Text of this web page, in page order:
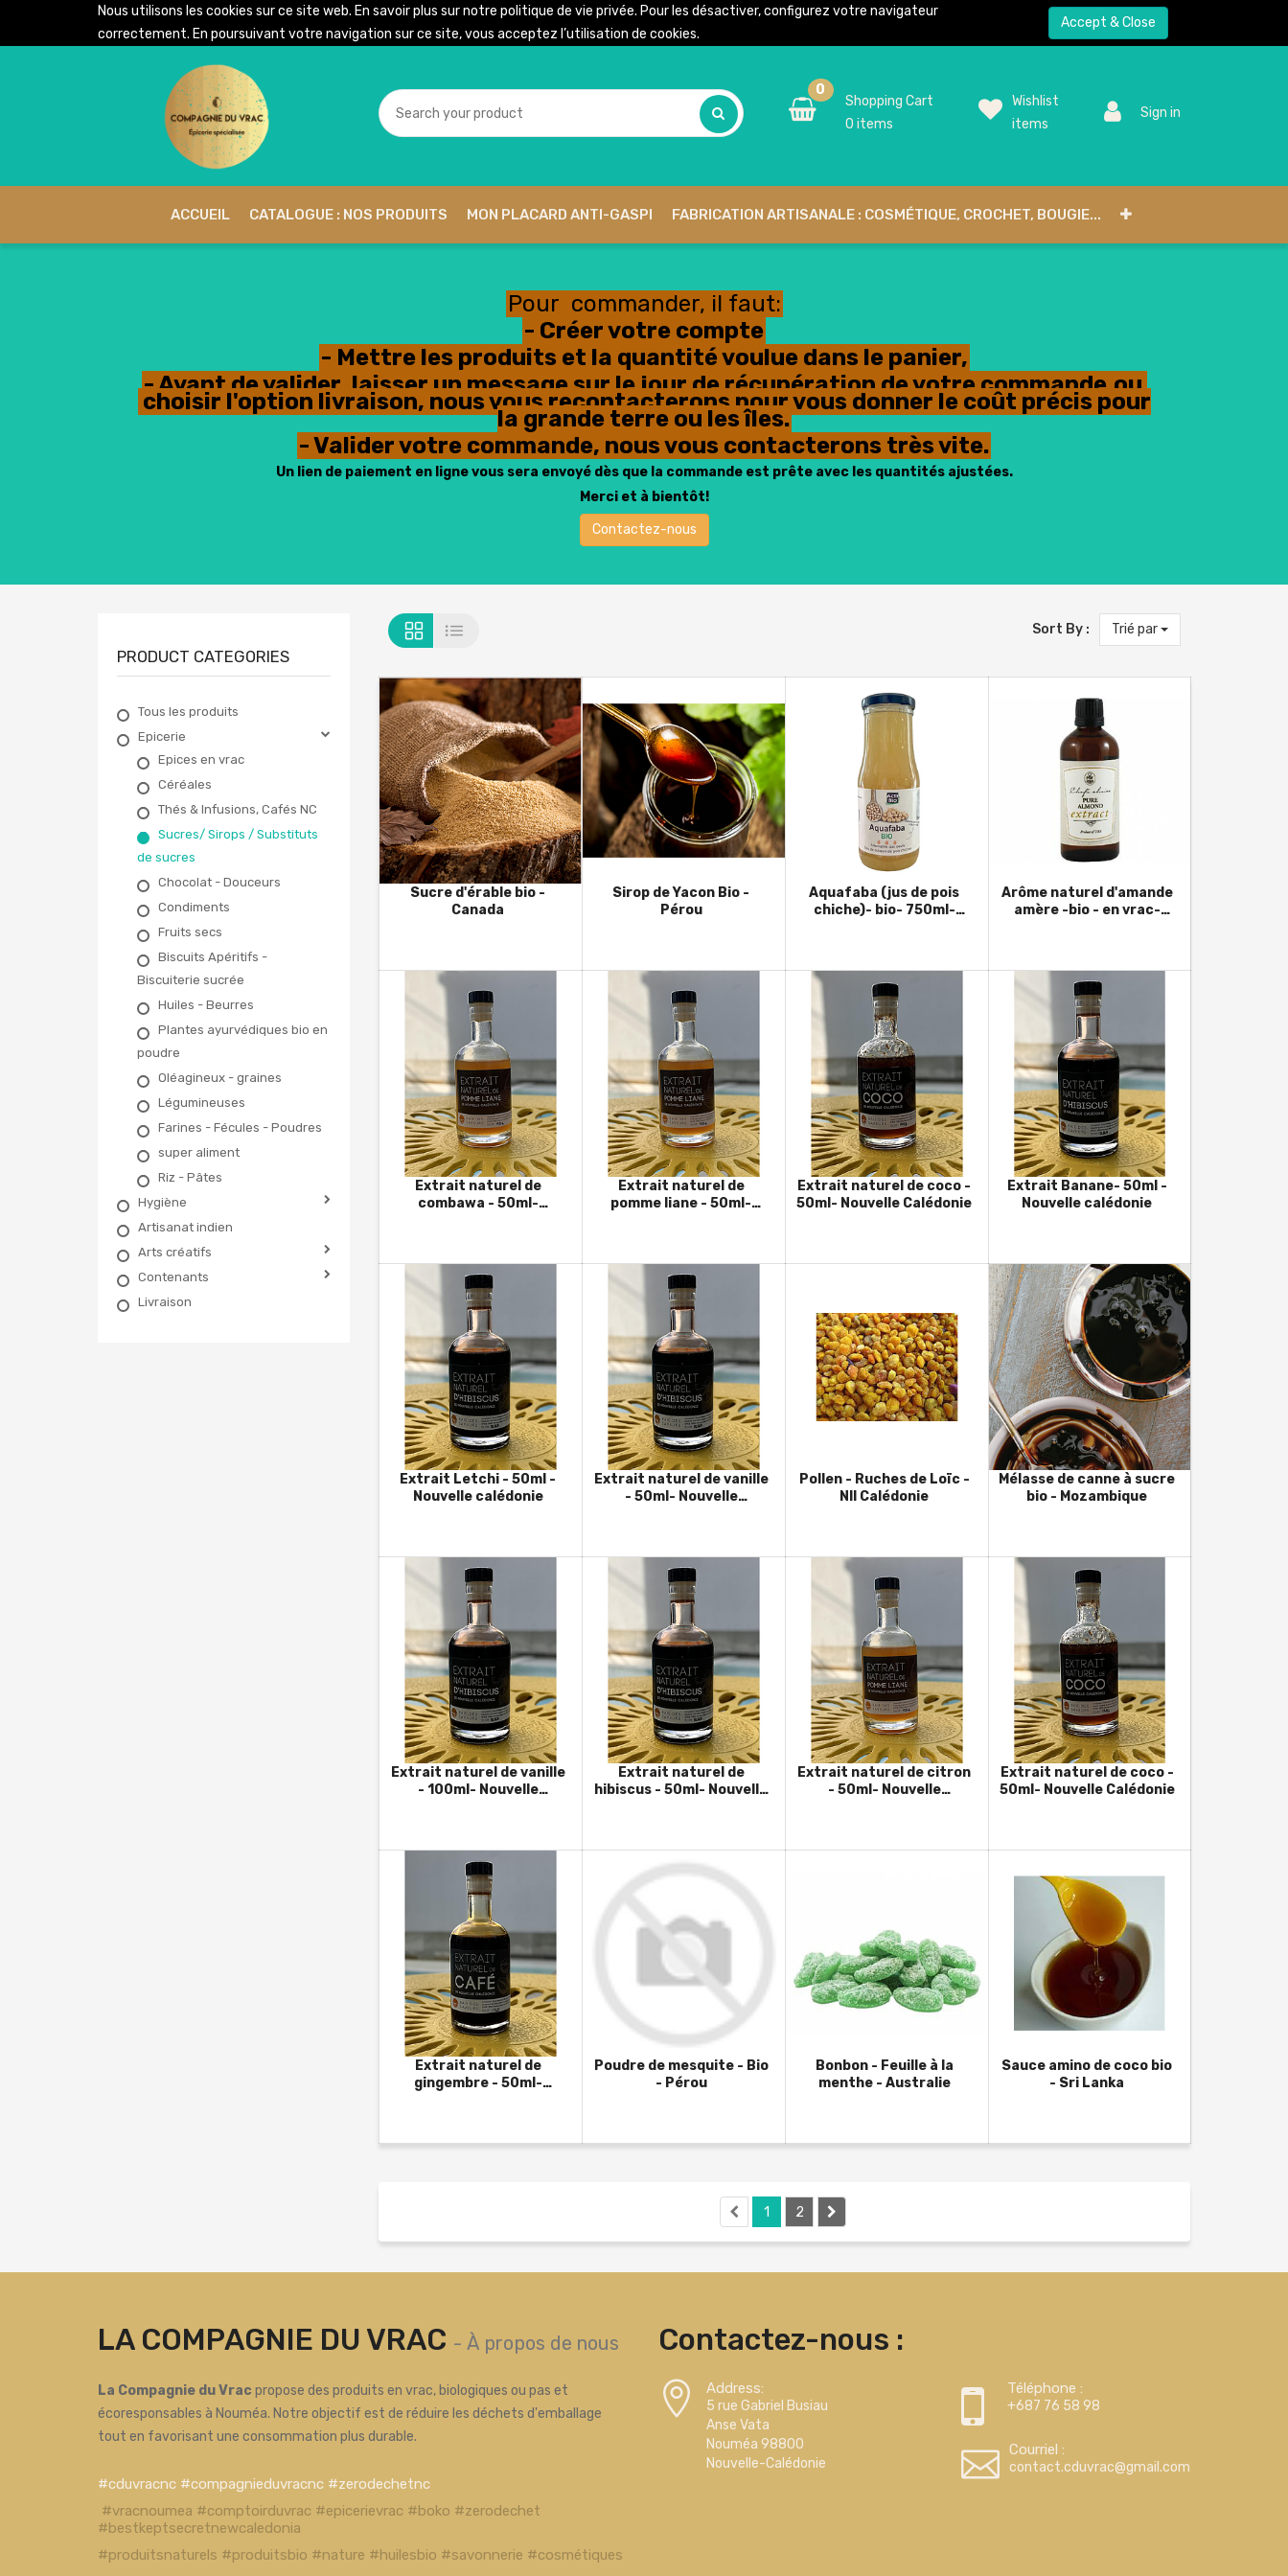
Nous utilisons les cookies sur ce site web. En savoir plus sur notre politique de vie privée. Pour les désactiver, configurez votre navigateur
correctement. En poursuivant votre navigation sur ce site, vous acceptez l’utilisation de cookies.
Accept & Close
0
Shopping Cart
0 items
Wishlist
items
Sign in
ACCUEIL CATALOGUE : NOS PRODUITS MON PLACARD ANTI-GASPI FABRICATION ARTISANALE : COSMÉTIQUE, CROCHET, BOUGIE...
Pour commander, il faut:
- Créer votre compte
- Mettre les produits et la quantité voulue dans le panier,
- Avant de valider, laisser un message sur le jour de récupération de votre commande,ou
choisir l'option livraison, nous vous recontacterons pour vous donner le coût précis pour
la grande terre ou les îles.
- Valider votre commande, nous vous contacterons très vite.
Un lien de paiement en ligne vous sera envoyé dès que la commande est prête avec les quantités ajustées.
Merci et à bientôt!
Contactez-nous
PRODUCT CATEGORIES
Tous les produits
Epicerie
Epices en vrac
Céréales
Thés & Infusions, Cafés NC
Sucres/ Sirops / Substituts
de sucres
Chocolat - Douceurs
Condiments
Fruits secs
Biscuits Apéritifs -
Biscuiterie sucrée
Huiles - Beurres
Plantes ayurvédiques bio en
poudre
Oléagineux - graines
Légumineuses
Farines - Fécules - Poudres
super aliment
Riz - Pâtes
Hygiène
Artisanat indien
Arts créatifs
Contenants
Livraison
Sort By : Trié par
Sucre d'érable bio -
Canada
Sirop de Yacon Bio -
Pérou
Aquafaba (jus de pois
chiche)- bio- 750ml-
Arôme naturel d'amande
amère -bio - en vrac-
Extrait naturel de
combawa - 50ml-
Extrait naturel de
pomme liane - 50ml-
Extrait naturel de coco -
50ml- Nouvelle Calédonie
Extrait Banane- 50ml -
Nouvelle calédonie
Extrait Letchi - 50ml -
Nouvelle calédonie
Extrait naturel de vanille
- 50ml- Nouvelle
Pollen - Ruches de Loïc -
Nll Calédonie
Mélasse de canne à sucre
bio - Mozambique
Extrait naturel de vanille
- 100ml- Nouvelle
Extrait naturel de
hibiscus - 50ml- Nouvelle
Extrait naturel de citron
- 50ml- Nouvelle
Extrait naturel de coco -
50ml- Nouvelle Calédonie
Extrait naturel de
gingembre - 50ml-
Poudre de mesquite - Bio
- Pérou
Bonbon - Feuille à la
menthe - Australie
Sauce amino de coco bio
- Sri Lanka
1 2
LA COMPAGNIE DU VRAC - À propos de nous
La Compagnie du Vrac propose des produits en vrac, biologiques ou pas et
écoresponsables à Nouméa. Notre objectif est de réduire les déchets d'emballage
tout en favorisant une consommation plus durable.
#cduvracnc #compagnieduvracnc #zerodechetnc
#vracnoumea #comptoirduvrac #epicerievrac #boko #zerodechet
#bestkeptsecretnewcaledonia
#produitsnaturels #produitsbio #nature #huilesbio #savonnerie #cosmétiques
Contactez-nous :
Address:
5 rue Gabriel Busiau
Anse Vata
Nouméa 98800
Nouvelle-Calédonie
Téléphone :
+687 76 58 98
Courriel :
contact.cduvrac@gmail.com